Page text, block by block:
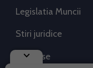
keyboard_arrow_down
Legislatia Muncii
Stiri juridice
AdSense